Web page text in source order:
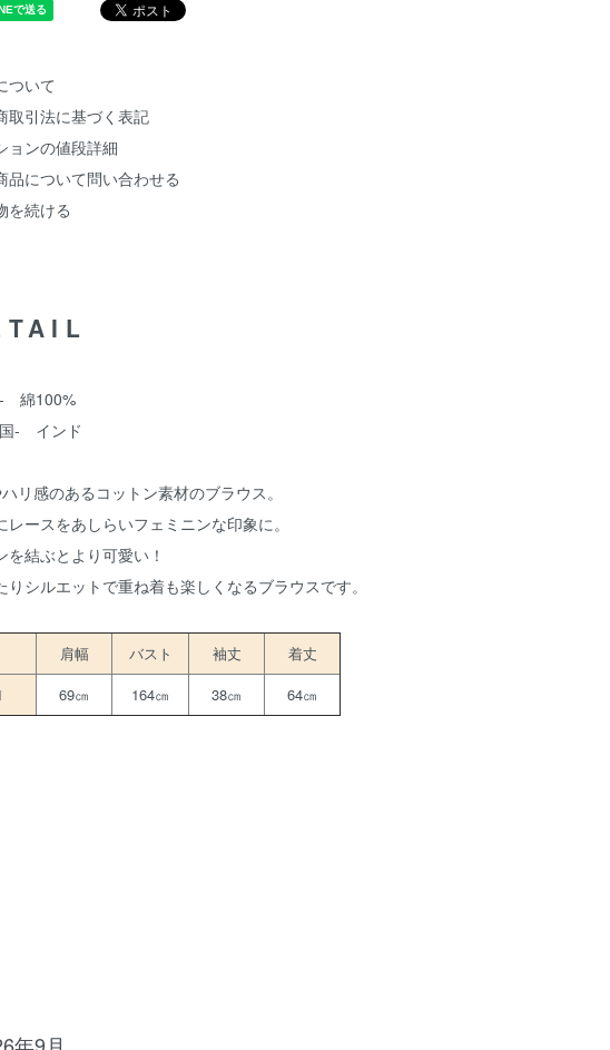
ついて
取引法に基づく表記
ョンの値段詳細
品について問い合わせる
を続ける
- 綿100%
- インド
リ感のあるコットン素材のブラウス。
レースをあしらいフェミニンな印象に。
を結ぶとより可愛い！
りシルエットで重ね着も楽しくなるブラウスです。
肩幅 バスト 袖丈
着丈
69㎝ 164㎝ 38㎝ 64㎝